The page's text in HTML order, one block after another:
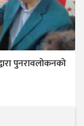
पुनरावलोकनको